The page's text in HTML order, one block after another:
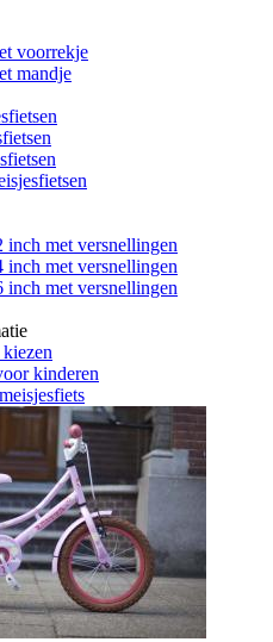
voorrekje
mandje
inch met versnellingen
inch met versnellingen
inch met versnellingen
kinderen